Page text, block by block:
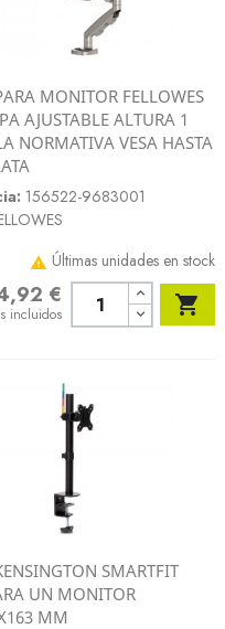
Vista rápida
MONITOR FELLOWES
AJUSTABLE ALTURA 1
NORMATIVA VESA HASTA
156522-9683001
 Últimas unidades en stock
€
incluidos 
Vista rápida
SMARTFIT
UN MONITOR
MM